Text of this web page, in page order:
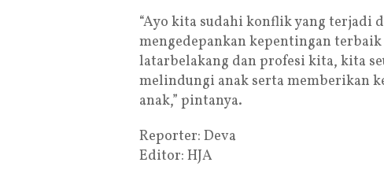
“Ayo kita sudahi konflik yang terjadi
mengedepankan kepentingan
latarbelakang dan profesi kita, kita
melindungi anak serta memberikan
anak,” pintanya.
Reporter: Deva
Editor: HJA